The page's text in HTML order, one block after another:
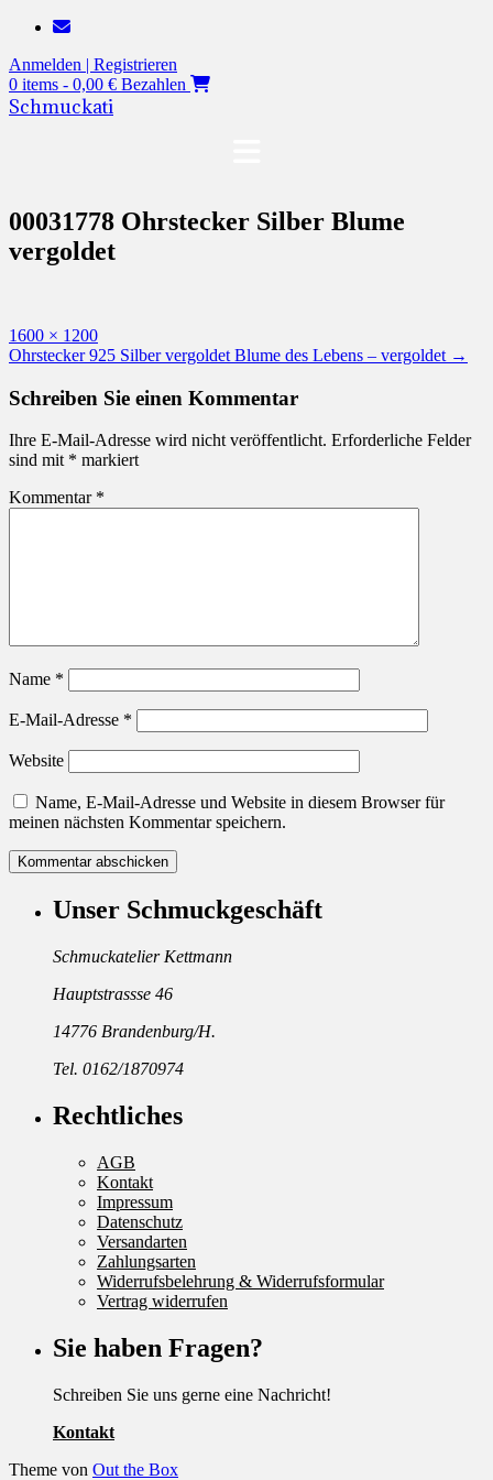
Zum
springen
Anmelden | Registrieren
0 items - 0,00 € Bezahlen
Schmuckati
00031778 Ohrstecker Silber Blume
vergoldet
Originalgröße
1600 × 1200
Beitragsnavigation
Ohrstecker 925 Silber vergoldet Blume des Lebens – vergoldet →
Schreiben Sie einen Kommentar
Ihre E-Mail-Adresse wird nicht veröffentlicht. Erforderliche Felder
sind mit * markiert
Kommentar *
Name *
E-Mail-Adresse *
Website
Name, E-Mail-Adresse und Website in diesem Browser für
meinen nächsten Kommentar speichern.
Unser Schmuckgeschäft
Schmuckatelier Kettmann
Hauptstrassse 46
14776 Brandenburg/H.
Tel. 0162/1870974
Rechtliches
AGB
Kontakt
Impressum
Datenschutz
Versandarten
Zahlungsarten
Widerrufsbelehrung & Widerrufsformular
Vertrag widerrufen
Sie haben Fragen?
Schreiben Sie uns gerne eine Nachricht!
Kontakt
Theme von Out the Box